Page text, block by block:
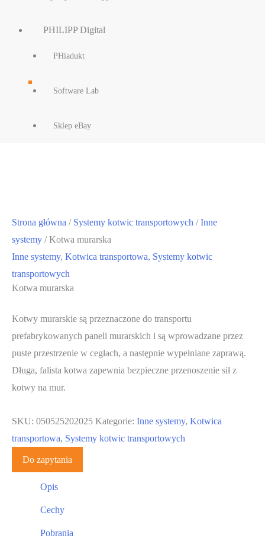
PHILIPP Digital
PHiadukt
Software Lab
Sklep eBay
Strona główna / Systemy kotwic transportowych /Inne
systemy / Kotwa murarska
Inne systemy, Kotwica transportowa, Systemy kotwic
transportowych
Kotwa murarska
Kotwy murarskie są przeznaczone do transportu
prefabrykowanych paneli murarskich i są wprowadzane przez
puste przestrzenie w cegłach, a następnie wypełniane zaprawą.
Długa, falista kotwa zapewnia bezpieczne przenoszenie sił z
kotwy na mur.
SKU: 050525202025 Kategorie: Inne systemy, Kotwica
transportowa, Systemy kotwic transportowych
Do zapytania
Opis
Cechy
Pobrania